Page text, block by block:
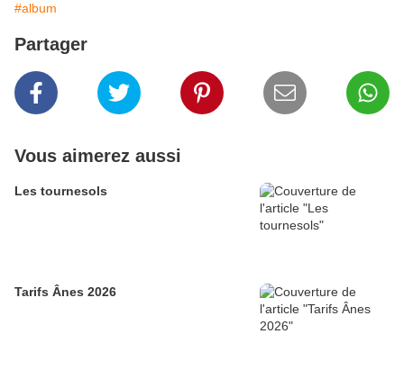
#album
Partager
Vous aimerez aussi
Les tournesols
Tarifs Ânes 2026